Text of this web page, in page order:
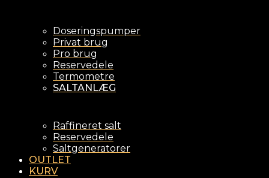
Doseringspumper
Privat brug
Pro brug
Reservedele
Termometre
SALTANLÆG
Raffineret salt
Reservedele
Saltgeneratorer
OUTLET
KURV